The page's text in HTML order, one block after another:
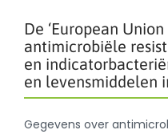
De ‘European
antimicrobiële
en
en levensmiddelen
Gegevens over